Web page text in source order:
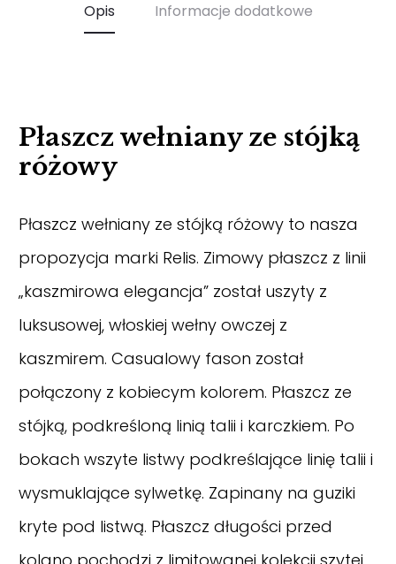
Opis Informacje dodatkowe
Płaszcz wełniany ze stójką
różowy
Płaszcz wełniany ze stójką różowy to nasza
propozycja marki Relis. Zimowy płaszcz z linii
„kaszmirowa elegancja” został uszyty z
luksusowej, włoskiej wełny owczej z
kaszmirem. Casualowy fason został
połączony z kobiecym kolorem. Płaszcz ze
stójką, podkreśloną linią talii i karczkiem. Po
bokach wszyte listwy podkreślające linię talii i
wysmuklające sylwetkę. Zapinany na guziki
kryte pod listwą. Płaszcz długości przed